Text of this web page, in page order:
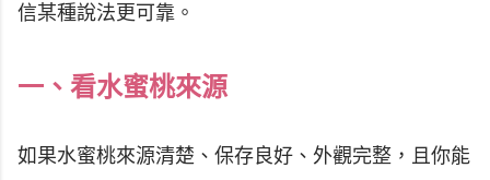
信某種說法更可靠。
一、看水蜜桃來源
如果水蜜桃來源清楚、保存良好、外觀完整，且你能